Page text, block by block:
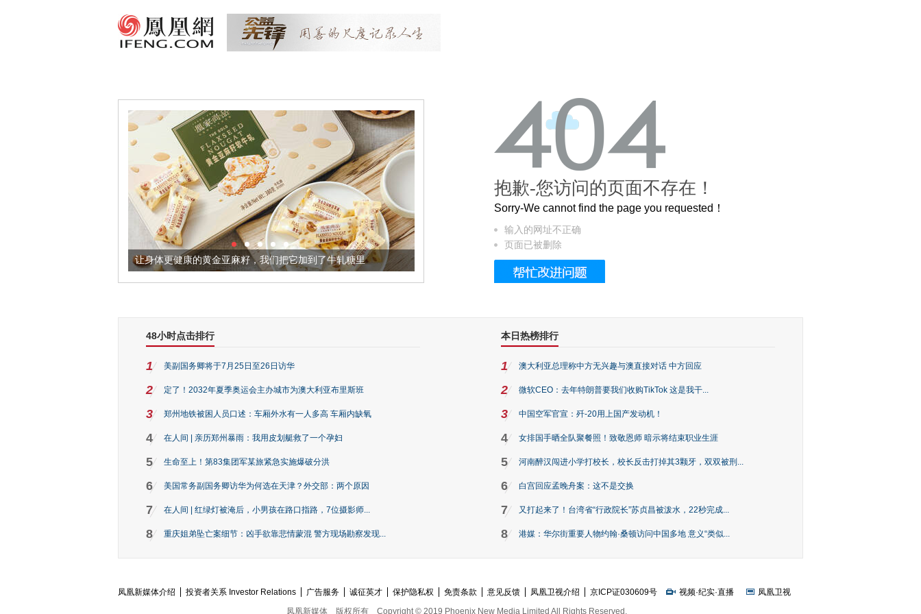
让身体更健康的黄金亚麻籽，我们把它加到了牛轧糖里 被列入佛家七宝的它到底有多美？
抱歉-您访问的页面不存在！
Sorry-We cannot find the page you requested！
输入的网址不正确
页面已被删除
48小时点击排行
1 美副国务卿将于7月25日至26日访华
2 定了！2032年夏季奥运会主办城市为澳大利亚布里斯班
3 郑州地铁被困人员口述：车厢外水有一人多高 车厢内缺氧
4 在人间 | 亲历郑州暴雨：我用皮划艇救了一个孕妇
5 生命至上！第83集团军某旅紧急实施爆破分洪
6 美国常务副国务卿访华为何选在天津？外交部：两个原因
7 在人间 | 红绿灯被淹后，小男孩在路口指路，7位摄影师...
8 重庆姐弟坠亡案细节：凶手欲靠悲情蒙混 警方现场勘察发现...
本日热榜排行
1 澳大利亚总理称中方无兴趣与澳直接对话 中方回应
2 微软CEO：去年特朗普要我们收购TikTok 这是我干...
3 中国空军官宣：歼-20用上国产发动机！
4 女排国手晒全队聚餐照！致敬恩师 暗示将结束职业生涯
5 河南醉汉闯进小学打校长，校长反击打掉其3颗牙，双双被刑...
6 白宫回应孟晚舟案：这不是交换
7 又打起来了！台湾省“行政院长”苏贞昌被泼水，22秒完成...
8 港媒：华尔街重要人物约翰·桑顿访问中国多地 意义“类似...
凤凰新媒体介绍 投资者关系 Investor Relations 广告服务 诚征英才 保护隐私权 免责条款 意见反馈 凤凰卫视介绍 京ICP证030609号 视频·纪实·直播
凤凰卫视
凤凰新媒体
版权所有 Copyright © 2019 Phoenix New Media Limited All Rights Reserved.